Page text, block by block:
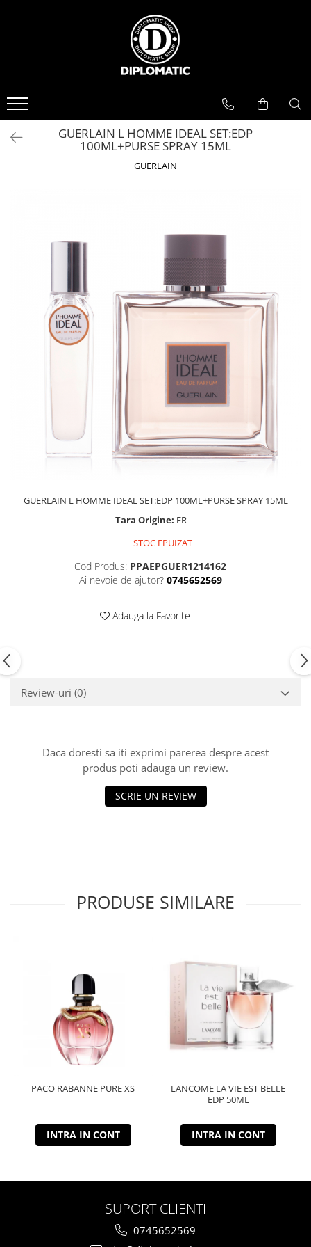
PARFUMURI
GUERLAIN L HOMME IDEAL SET:EDP
100ML+PURSE SPRAY 15ML
GUERLAIN
GUERLAIN L HOMME IDEAL SET:EDP 100ML+PURSE SPRAY 15ML
Tara Origine: FR
STOC EPUIZAT
Cod Produs: PPAEPGUER1214162
Ai nevoie de ajutor? 0745652569
Adauga la Favorite
Review-uri (0)
Daca doresti sa iti exprimi parerea despre acest
produs poti adauga un review.
SCRIE UN REVIEW
PRODUSE SIMILARE
PACO RABANNE PURE XS
INTRA IN CONT
LANCOME LA VIE EST BELLE
EDP 50ML
INTRA IN CONT
SUPORT CLIENTI
0745652569